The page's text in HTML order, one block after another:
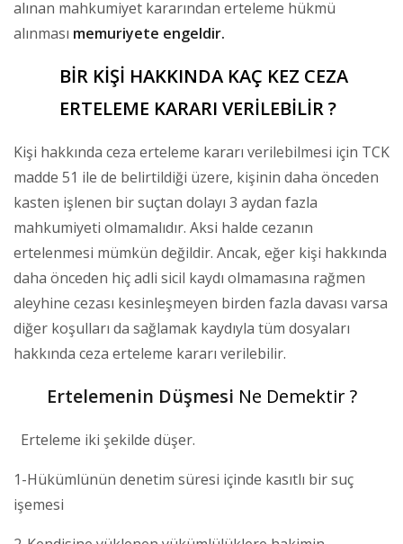
alınan mahkumiyet kararından erteleme hükmü
alınması memuriyete engeldir.
BİR KİŞİ HAKKINDA KAÇ KEZ CEZA
ERTELEME KARARI VERİLEBİLİR ?
Kişi hakkında ceza erteleme kararı verilebilmesi için TCK
madde 51 ile de belirtildiği üzere, kişinin daha önceden
kasten işlenen bir suçtan dolayı 3 aydan fazla
mahkumiyeti olmamalıdır. Aksi halde cezanın
ertelenmesi mümkün değildir. Ancak, eğer kişi hakkında
daha önceden hiç adli sicil kaydı olmamasına rağmen
aleyhine cezası kesinleşmeyen birden fazla davası varsa
diğer koşulları da sağlamak kaydıyla tüm dosyaları
hakkında ceza erteleme kararı verilebilir.
Ertelemenin Düşmesi Ne Demektir ?
Erteleme iki şekilde düşer.
1-Hükümlünün denetim süresi içinde kasıtlı bir suç
işemesi